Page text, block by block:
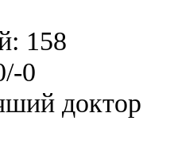
158
0
доктор